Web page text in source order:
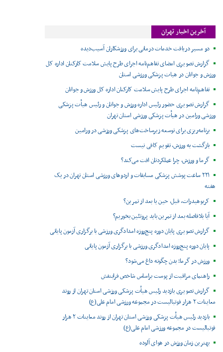
آخرین اخبار تهران
دو مسیر دریافت خدمات درمانی برای ورزشکاران آسیب‌دیده
گزارش تصویری امضای تفاهم‌نامه اجرای طرح پایش سلامت کارکنان اداره کل
ورزش و جوانان در هیات پزشکی ورزشی استان
تفاهم‌نامه اجرای طرح پایش سلامت کارکنان اداره کل ورزش و جوانان
گزارش تصویری حضور رئیس اداره ورزش و جوانان و رئیس هیأت پزشکی
ورزشی ورامین در هیأت پزشکی ورزشی استان تهران
برنامه‌ریزی برای توسعه زیرساخت‌های پزشکی ورزشی در ورامین
بازگشت به ورزش، تقویم کافی نیست
گرما و ورزش، چرا عملکردتان افت می‌کند؟
۲۲۱ ساعت پوشش پزشکی مسابقات و اردوهای ورزشی استان تهران در یک
هفته
کربوهیدرات، قبل، حین یا بعد از تمرین؟
آیا بلافاصله بعد از تمرین باید پروتئین بخوریم؟
گزارش تصویری پایان دوره پنج‌روزه امدادگری ورزشی با برگزاری آزمون پایانی
پایان دوره پنج‌روزه امدادگری ورزشی با برگزاری آزمون پایانی
ورزش در گرما؛ بدن چگونه داغ می‌شود؟
راهنمای مراقبت از پوست براساس شاخص فرابنفش
گزارش تصویری بازدید رئیس هیأت پزشکی ورزشی استان تهران از روند
معاینات ۲ هزار فوتبالیست در مجموعه ورزشی امام علی(ع)
بازدید رئیس هیأت پزشکی ورزشی استان تهران از روند معاینات ۲ هزار
فوتبالیست در مجموعه ورزشی امام علی(ع)
بهترین زمان ورزش در هوای آلوده